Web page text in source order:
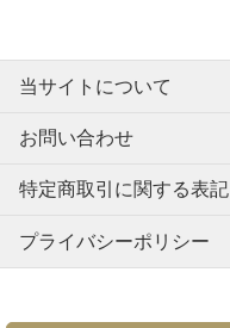
当サイトについて
お問い合わせ
特定商取引に関する表記
プライバシーポリシー